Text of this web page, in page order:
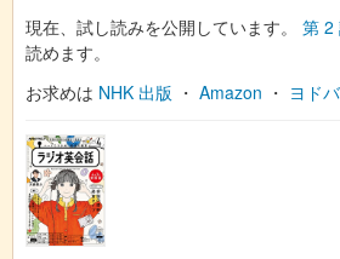
現在、試し読みを公開しています。 第 2
読めます。
お求めは NHK 出版 ・ Amazon ・ ヨド